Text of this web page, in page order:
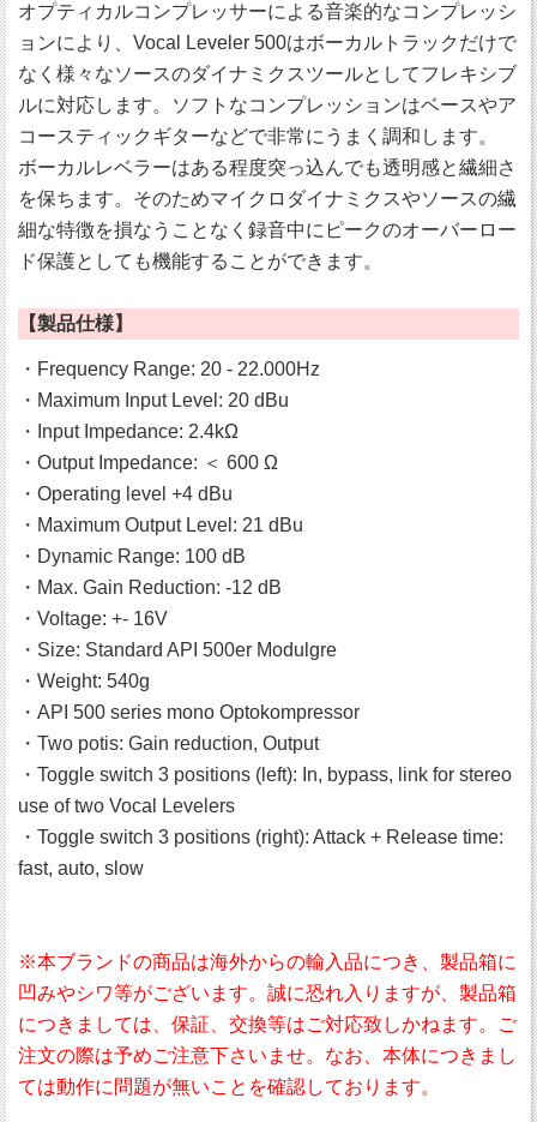
オプティカルコンプレッサーによる音楽的なコンプレッシ
ョンにより、Vocal Leveler 500はボーカルトラックだけで
なく様々なソースのダイナミクスツールとしてフレキシブ
ルに対応します。ソフトなコンプレッションはベースやア
コースティックギターなどで非常にうまく調和します。
ボーカルレベラーはある程度突っ込んでも透明感と繊細さ
を保ちます。そのためマイクロダイナミクスやソースの繊
細な特徴を損なうことなく録音中にピークのオーバーロー
ド保護としても機能することができます。
【製品仕様】
・Frequency Range: 20 - 22.000Hz
・Maximum Input Level: 20 dBu
・Input Impedance: 2.4kΩ
・Output Impedance: ＜ 600 Ω
・Operating level +4 dBu
・Maximum Output Level: 21 dBu
・Dynamic Range: 100 dB
・Max. Gain Reduction: -12 dB
・Voltage: +- 16V
・Size: Standard API 500er Modulgre
・Weight: 540g
・API 500 series mono Optokompressor
・Two potis: Gain reduction, Output
・Toggle switch 3 positions (left): In, bypass, link for stereo
use of two Vocal Levelers
・Toggle switch 3 positions (right): Attack + Release time:
fast, auto, slow
※本ブランドの商品は海外からの輸入品につき、製品箱に
凹みやシワ等がございます。誠に恐れ入りますが、製品箱
につきましては、保証、交換等はご対応致しかねます。ご
注文の際は予めご注意下さいませ。なお、本体につきまし
ては動作に問題が無いことを確認しております。